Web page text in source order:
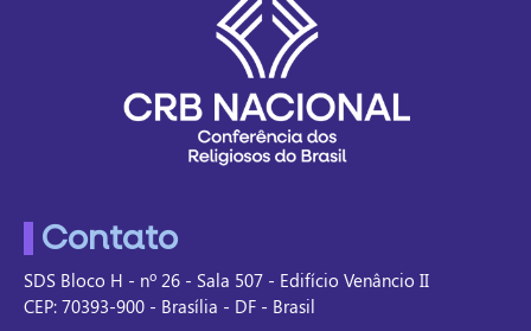
Contato
SDS Bloco H - nº 26 - Sala 507 - Edifício Venâncio II
CEP: 70393-900 - Brasília - DF - Brasil